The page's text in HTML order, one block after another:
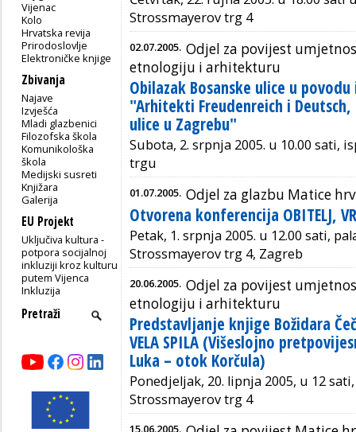
Vijenac
Kolo
Hrvatska revija
Prirodoslovlje
Elektroničke knjige
Zbivanja
Najave
Izvješća
Mladi glazbenici
Filozofska škola
Komunikološka
škola
Medijski susreti
Knjižara
Galerija
EU Projekt
Uključiva kultura -
potpora socijalnoj
inkluziji kroz kulturu
putem Vijenca
Inkluzija
Strossmayerov trg 4
02.07.2005. Odjel za povijest
etnologiju i arhitekturu
Obilazak Bosanske ulice u
"Arhitekti Freudenreich i
ulice u Zagrebu"
Subota, 2. srpnja 2005. u 10.00 sati,
trgu
01.07.2005. Odjel za glazbu Matice
Otvorena konferencija OBITELJ,
Petak, 1. srpnja 2005. u 12.00 sati,
Strossmayerov trg 4, Zagreb
20.06.2005. Odjel za povijest
etnologiju i arhitekturu
Predstavljanje knjige Božidara
VELA SPILA (Višeslojno
Luka – otok Korčula)
Ponedjeljak, 20. lipnja 2005, u 12
Strossmayerov trg 4
15.06.2005.